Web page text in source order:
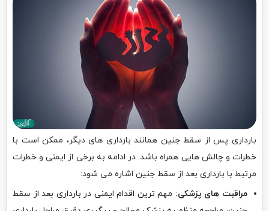
بارداری پس از سقط جنین همانند بارداری های دیگر، ممکن است با
خطرات و چالش هایی همراه باشد. در ادامه به برخی از ایمنی و خطرات
مرتبط با بارداری بعد از سقط جنین اشاره می شود:
مراقبت های پزشکی: مهم ترین اقدام ایمنی در بارداری بعد از سقط